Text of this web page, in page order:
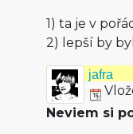
1) ta je v
2) lepší by
jafra
Neviem si